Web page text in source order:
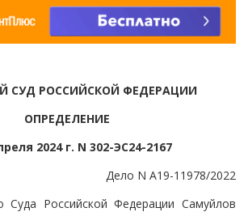
СУД РОССИЙСКОЙ ФЕДЕРАЦИИ
ОПРЕДЕЛЕНИЕ
2024 г. N 302-ЭС24-2167
Дело N А19-11978/2022
Суда Российской Федерации Самуйлов